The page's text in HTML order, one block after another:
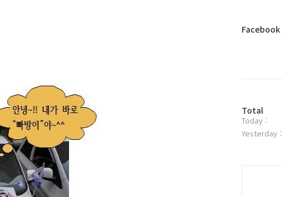
페
플
러
그
Facebook
방
문
자
Total
Today :
Yesterday :